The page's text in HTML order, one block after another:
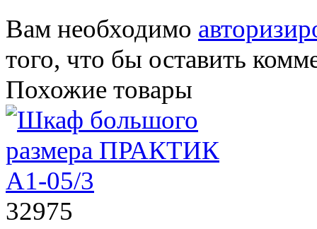
Вам необходимо
того, что бы оставить
Похожие товары
32975